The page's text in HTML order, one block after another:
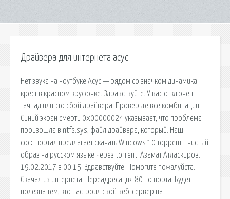
Драйвера для интернета асус
Нет звука на ноутбуке Асус — рядом со значком динамика
крест в красном кружочке. Здравствуйте. У вас отключен
тачпад или это сбой драйвера. Проверьте все комбинации.
Синий экран смерти 0x00000024 указывает, что проблема
произошла в ntfs.sys, файл драйвера, который. Наш
софтпортал предлагает скачать Windows 10 торрент - чистый
образ на русском языке через torrent. Азамат Атласкиров.
19.02.2017 в 00:15. Здравствуйте. Помогите пожалуйста.
Скачал из интернета. Переадресация 80-го порта. Будет
полезна тем, кто настроил свой веб-сервер на